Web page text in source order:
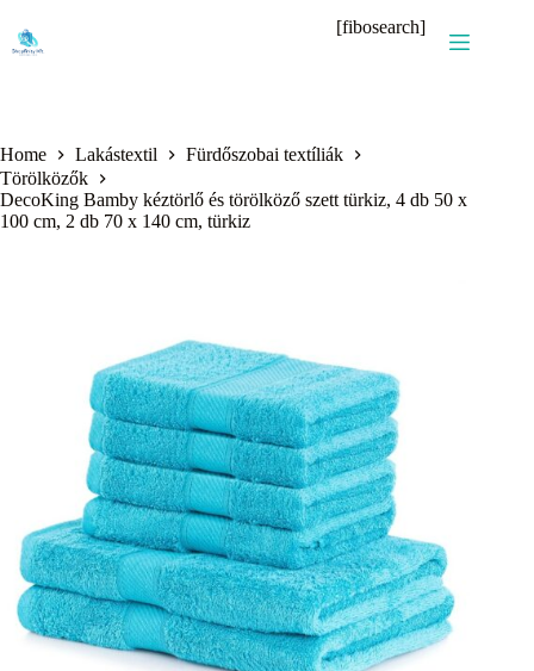
content
[fibosearch]
Home Lakástextil
Fürdőszobai textíliák
Törölközők
DecoKing Bamby kéztörlő és törölköző szett türkiz, 4 db 50 x
100 cm, 2 db 70 x 140 cm, türkiz